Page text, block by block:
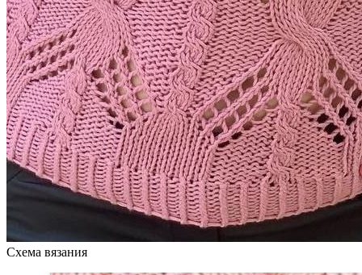
Схема вязания